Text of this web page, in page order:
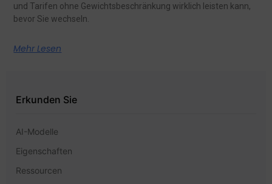
und Tarifen ohne Gewichtsbeschränkung wirklich leisten kann,
bevor Sie wechseln.
Mehr Lesen
Erkunden Sie
AI-Modelle
Eigenschaften
Ressourcen